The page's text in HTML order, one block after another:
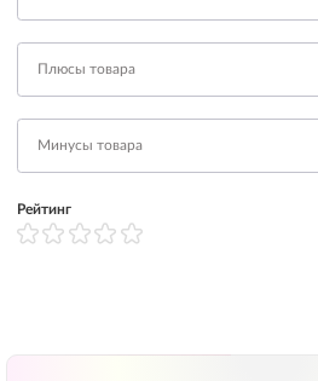
Рейтинг